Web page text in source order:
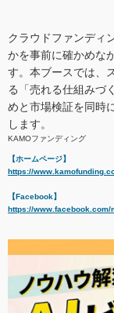
クラウドファンディ
かを事前に確かめな
す。本ブースでは、
る「売れる仕組みづ
めと市場検証を同時
します。
KAMOファンディング
【ホームページ】
https://
【Facebook】
https://www.facebook.com/